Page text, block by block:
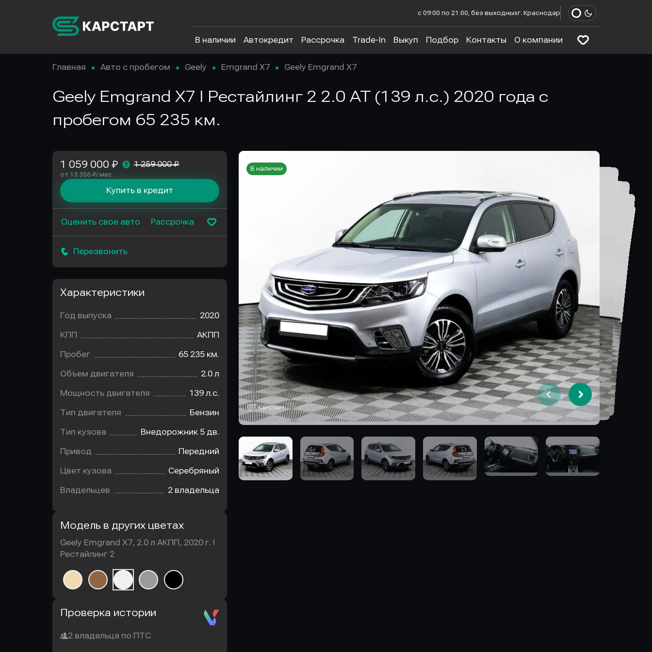
с 09:00 по 21:00, без выходныхг. Краснодар
В наличии Автокредит Рассрочка Trade-In Выкуп Подбор Контакты О компании
Главная Авто с пробегом Geely Emgrand X7 Geely Emgrand X7
Geely Emgrand X7 I Рестайлинг 2 2.0 AT (139 л.с.) 2020 года с
пробегом 65 235 км.
В наличии
1 059 000 ₽ 1 259 000 ₽
от 13 356 ₽/ мес.
Купить в кредит
Оценить свое авто Рассрочка
Перезвонить
Характеристики
Год выпуска 2020
КПП АКПП
Пробег 65 235 км.
Объем двигателя 2.0 л
Мощность двигателя 139 л.с.
Тип двигателя Бензин
Тип кузова Внедорожник 5 дв.
Привод Передний
Цвет кузова Серебряный
Владельцев 2 владельца
Модель в других цветах
Geely Emgrand X7, 2.0 л АКПП, 2020 г. I
Рестайлинг 2
Проверка истории
2 владельца по ПТС